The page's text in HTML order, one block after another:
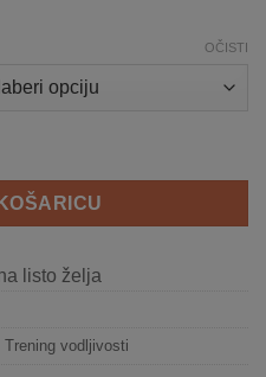
OČISTI
ogrlicu količina
listo želja
Trening vodljivosti